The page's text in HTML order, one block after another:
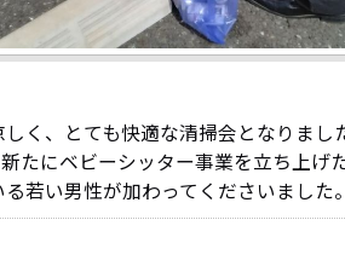
く、とても快適な清掃会となりまし
たにベビーシッター事業を立ち上げ
若い男性が加わってくださいました。